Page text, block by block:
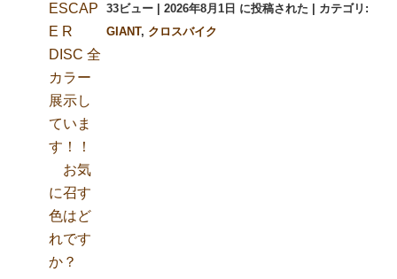
33ビュー 2026年8月1日 に投稿された
カテゴリ:
GIANT, クロスバイク